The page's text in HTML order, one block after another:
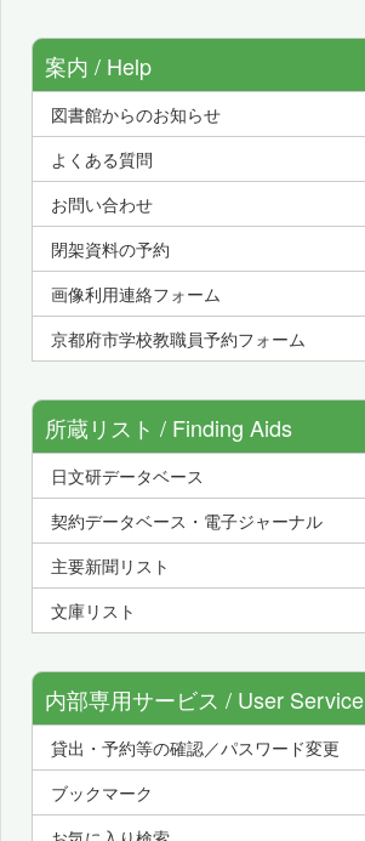
案内 / Help
図書館からのお知らせ
よくある質問
お問い合わせ
閉架資料の予約
画像利用連絡フォーム
京都府市学校教職員予約フォーム
所蔵リスト / Finding Aids
日文研データベース
契約データベース・電子ジャーナル
主要新聞リスト
文庫リスト
内部専用サービス / User Service
貸出・予約等の確認／パスワード変更
ブックマーク